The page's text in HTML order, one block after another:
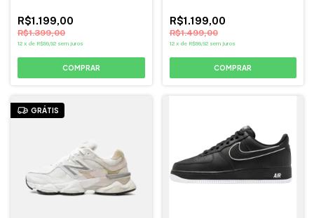
R$1.199,00
R$1.399,00
12 x de R$99,92 sem juros
COMPRAR
R$1.199,00
R$1.499,00
12 x de R$99,92 sem juros
COMPRAR
GRÁTIS